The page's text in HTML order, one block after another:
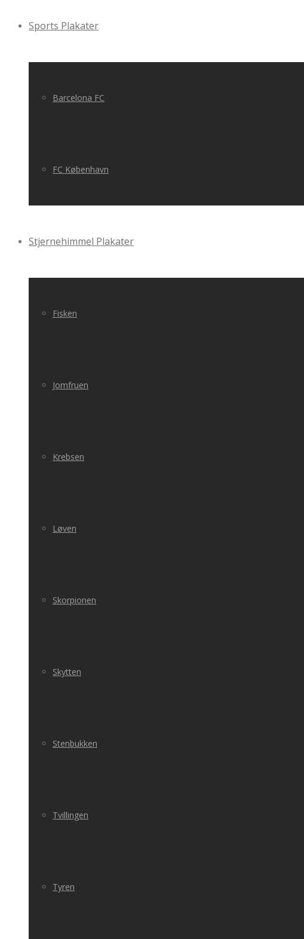
Sports Plakater
Barcelona FC
FC København
Stjernehimmel Plakater
Fisken
Jomfruen
Krebsen
Løven
Skorpionen
Skytten
Stenbukken
Tvillingen
Tyren